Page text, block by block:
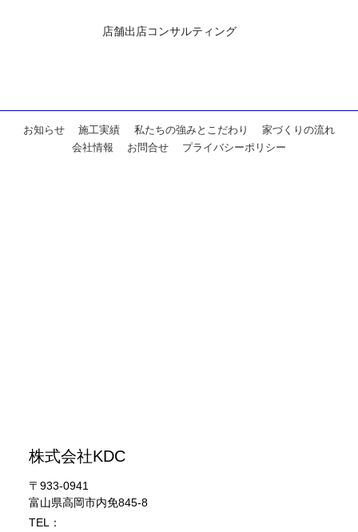
店舗出店コンサルティング
お知らせ 施工実績 私たちの強みとこだわり
家づくりの流れ
会社情報
お問合せ プライバシーポリシー
株式会社KDC
〒933-0941
富山県高岡市内免845-8
TEL：